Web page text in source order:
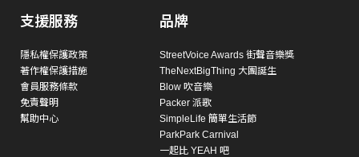
支援服務
隱私權保護政策
著作權保護措施
會員服務條款
免責聲明
幫助中心
品牌
StreetVoice Awards 街聲音樂獎
TheNextBigThing 大團誕生
Blow 吹音樂
Packer 派歌
SimpleLife 簡單生活節
ParkPark Carnival
一起比 YEAH 吧